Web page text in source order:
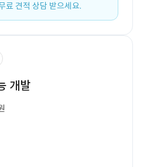
료 견적 상담 받으세요.
개발